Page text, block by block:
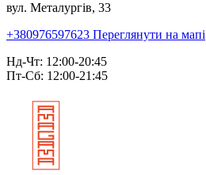
вул. Металургів, 33
+380976597623 Переглянути на мапі
Нд-Чт: 12:00-20:45
Пт-Сб: 12:00-21:45